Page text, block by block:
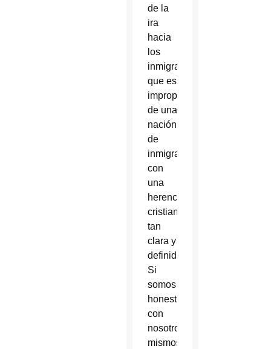
de la
ira
hacia
los
inmigrantes
que es
impropio
de una
nación
de
inmigrantes
con
una
herencia
cristiana
tan
clara y
definida.
Si
somos
honestos
con
nosotros
mismos,